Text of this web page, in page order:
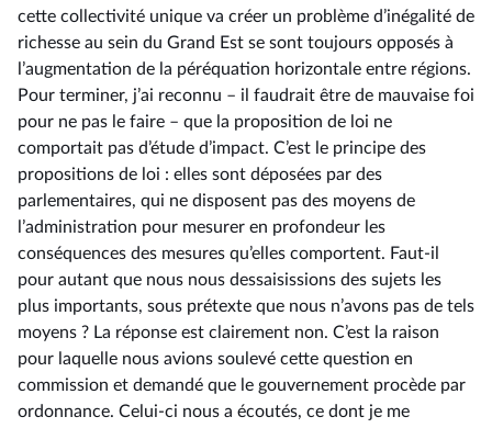
cette collectivité unique va créer un problème d’inégalité de
richesse au sein du Grand Est se sont toujours opposés à
l’augmentation de la péréquation horizontale entre régions.
Pour terminer, j’ai reconnu –⁠ il faudrait être de mauvaise foi
pour ne pas le faire – que la proposition de loi ne
comportait pas d’étude d’impact. C’est le principe des
propositions de loi : elles sont déposées par des
parlementaires, qui ne disposent pas des moyens de
l’administration pour mesurer en profondeur les
conséquences des mesures qu’elles comportent. Faut-il
pour autant que nous nous dessaisissions des sujets les
plus importants, sous prétexte que nous n’avons pas de tels
moyens ? La réponse est clairement non. C’est la raison
pour laquelle nous avions soulevé cette question en
commission et demandé que le gouvernement procède par
ordonnance. Celui-ci nous a écoutés, ce dont je me